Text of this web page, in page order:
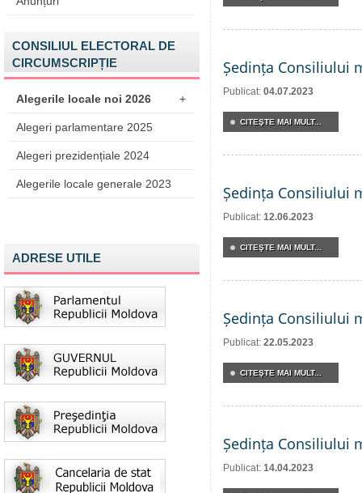
CONSILIUL ELECTORAL DE
CIRCUMSCRIPȚIE
Alegerile locale noi 2026 +
Alegeri parlamentare 2025
Alegeri prezidențiale 2024
Alegerile locale generale 2023
ADRESE UTILE
Ședința Consiliului
Publicat: 04.07.2023
CITEŞTE MAI MULT...
Ședința Consiliului
Publicat: 12.06.2023
CITEŞTE MAI MULT...
Ședința Consiliului
Publicat: 22.05.2023
CITEŞTE MAI MULT...
Ședința Consiliului
Publicat: 14.04.2023